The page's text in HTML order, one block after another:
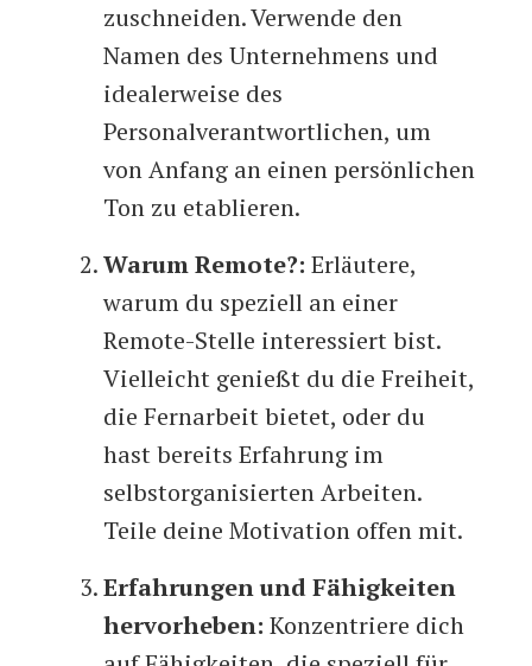
zuschneiden. Verwende den
Namen des Unternehmens und
idealerweise des
Personalverantwortlichen, um
von Anfang an einen persönlichen
Ton zu etablieren.
Warum Remote?: Erläutere,
warum du speziell an einer
Remote-Stelle interessiert bist.
Vielleicht genießt du die Freiheit,
die Fernarbeit bietet, oder du
hast bereits Erfahrung im
selbstorganisierten Arbeiten.
Teile deine Motivation offen mit.
Erfahrungen und Fähigkeiten
hervorheben: Konzentriere dich